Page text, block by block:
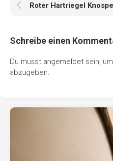
Roter Hartriegel
Schreibe einen
Du musst angemeldet sein,
abzugeben.